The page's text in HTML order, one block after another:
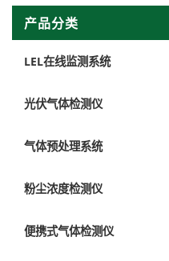
产品分类
LEL在线监测系统
光伏气体检测仪
气体预处理系统
粉尘浓度检测仪
便携式气体检测仪